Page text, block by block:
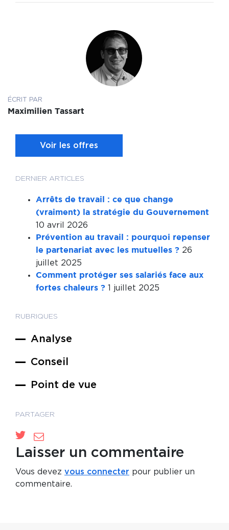
DERNIER ARTICLES
Arrêts de travail : ce que change
(vraiment) la stratégie du Gouvernement
10 avril 2026
Prévention au travail : pourquoi repenser
le partenariat avec les mutuelles ? 26
juillet 2025
Comment protéger ses salariés face aux
fortes chaleurs ? 1 juillet 2025
RUBRIQUES
Analyse
Conseil
Point de vue
PARTAGER
ÉCRIT PAR
Maximilien Tassart
Voir les offres
Laisser un commentaire
Vous devez vous connecter pour publier un
commentaire.